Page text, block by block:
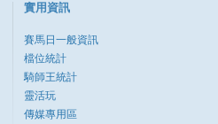
實用資訊
賽馬日一般資訊
檔位統計
騎師王統計
靈活玩
傳媒專用區